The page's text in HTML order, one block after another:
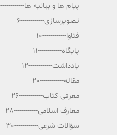
پیام ها و بیانیه ها------------4
تصویرسازی------------6
فتاوا------------10
پایگاه------------11
یادداشت------------12
مقاله------------20
معرفی کتاب------------26
معارف اسلامی------------28
سؤالات شرعی------------30